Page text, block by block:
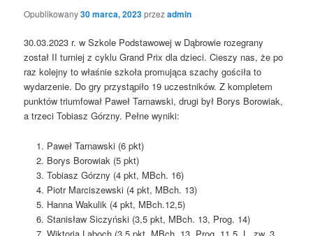
Opublikowany30 marca, 2023przezadmin
30.03.2023 r. w Szkole Podstawowej w Dąbrowie rozegrany
został II turniej z cyklu Grand Prix dla dzieci. Cieszy nas, że po
raz kolejny to właśnie szkoła promująca szachy gościła to
wydarzenie. Do gry przystąpiło 19 uczestników. Z kompletem
punktów triumfował Paweł Tarnawski, drugi był Borys Borowiak,
a trzeci Tobiasz Górzny. Pełne wyniki:
Paweł Tarnawski (6 pkt)
Borys Borowiak (5 pkt)
Tobiasz Górzny (4 pkt, MBch. 16)
Piotr Marciszewski (4 pkt, MBch. 13)
Hanna Wakulik (4 pkt, MBch.12,5)
Stanisław Siczyński (3,5 pkt, MBch. 13, Prog. 14)
Wiktoria Laboch (3,5 pkt, MBch. 13, Prog. 11,5, L. zw. 3,